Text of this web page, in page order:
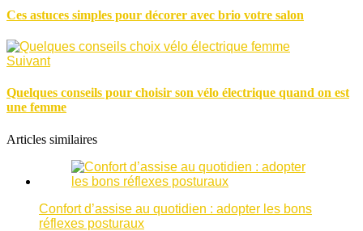
Ces astuces simples pour décorer avec brio votre salon
Suivant
Quelques conseils pour choisir son vélo électrique quand on est
une femme
Articles similaires
Confort d’assise au quotidien : adopter les bons
réflexes posturaux